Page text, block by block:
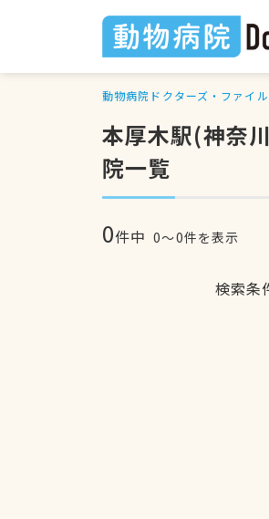
動物病院ドクターズ・ファイル
本厚木駅(神奈
院一覧
0件中 0〜0件を表示
検索条